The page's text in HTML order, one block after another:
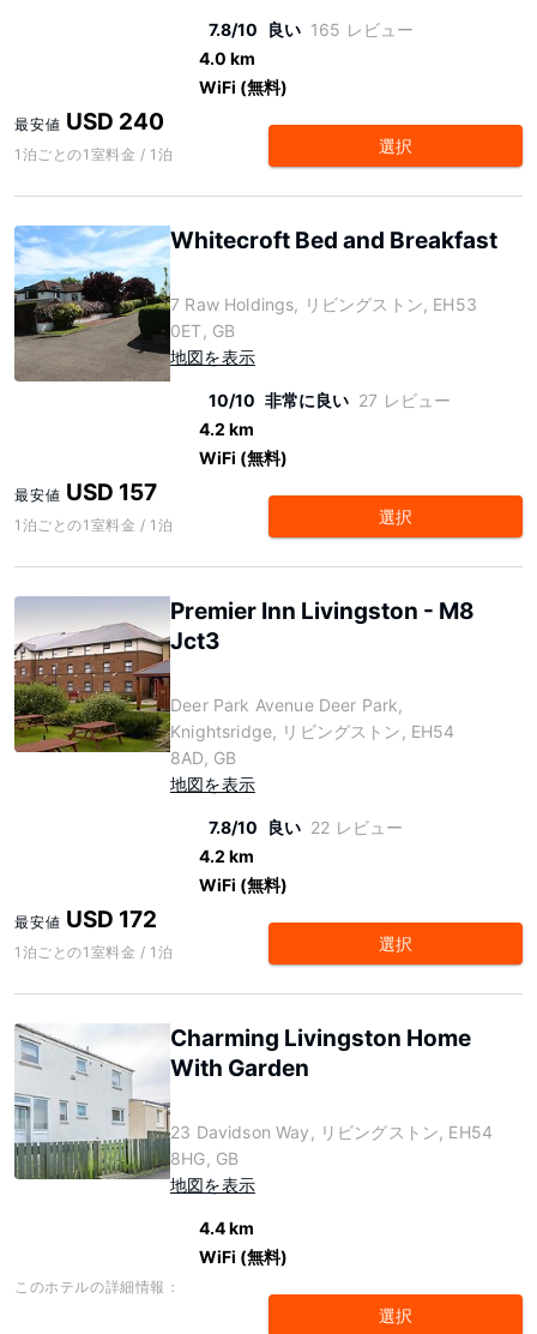
7.8/10 良い 165 レビュー
4.0 km
WiFi (無料)
最安値 USD 240
1泊ごとの1室料金 / 1泊 選択
Whitecroft Bed and Breakfast
7 Raw Holdings, リビングストン, EH53
0ET, GB
地図を表示
10/10 非常に良い 27 レビュー
4.2 km
WiFi (無料)
最安値 USD 157
1泊ごとの1室料金 / 1泊 選択
Premier Inn Livingston - M8
Jct3
Deer Park Avenue Deer Park,
Knightsridge, リビングストン, EH54
8AD, GB
地図を表示
7.8/10 良い 22 レビュー
4.2 km
WiFi (無料)
最安値 USD 172
1泊ごとの1室料金 / 1泊 選択
Charming Livingston Home
With Garden
23 Davidson Way, リビングストン, EH54
8HG, GB
地図を表示
4.4 km
WiFi (無料)
このホテルの詳細情報：
選択